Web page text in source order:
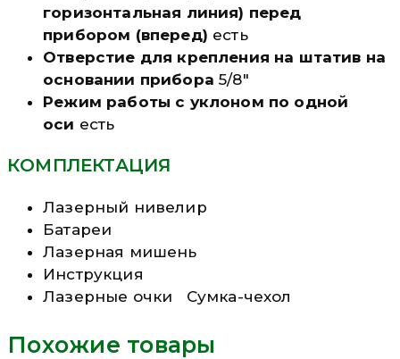
горизонтальная линия) перед
прибором (вперед) есть
Отверстие для крепления на штатив на
основании прибора 5/8″
Режим работы с уклоном по одной
оси есть
КОМПЛЕКТАЦИЯ
Лазерный нивелир
Батареи
Лазерная мишень
Инструкция
Лазерные очки Сумка-чехол
Похожие товары